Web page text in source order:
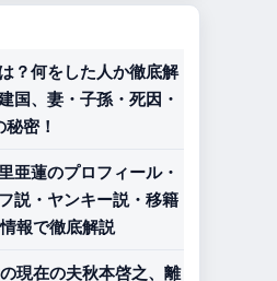
？何をした人か徹底解
国、妻・子孫・死因・
密！
亜蓮のプロフィール・
説・ヤンキー説・移籍
報で徹底解説
の現在の夫秋本啓之、離